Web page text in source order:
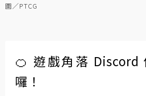
圖／PTCG
🍊 遊戲角落 Discord
囉！